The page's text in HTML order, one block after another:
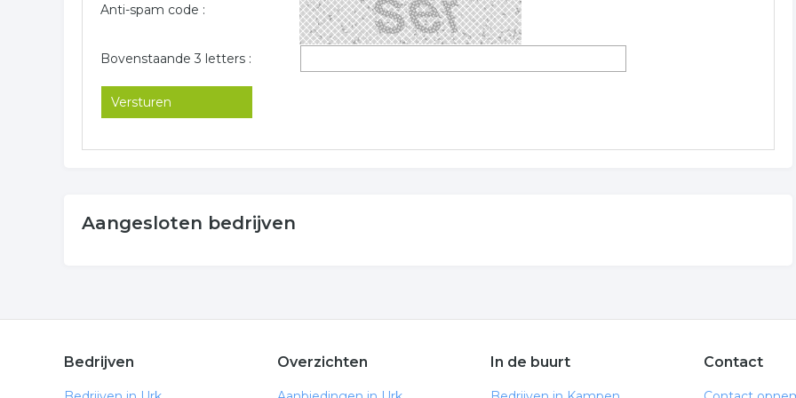
Anti-spam code :
Bovenstaande 3 letters :
Aangesloten bedrijven
Bedrijven Overzichten In de buurt Contact